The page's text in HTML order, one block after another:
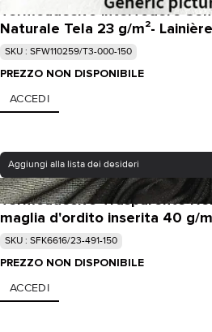
Termoadesivo interfodere
Naturale Tela 23 g/m²-
SKU : SFW110259/T3-000-150
PREZZO NON DISPONIBILE
ACCEDI
Aggiungi alla lista dei desideri
Termoadesivo Trasparente
maglia d'ordito inserita 40 g/
SKU : SFK6616/23-491-150
PREZZO NON DISPONIBILE
ACCEDI